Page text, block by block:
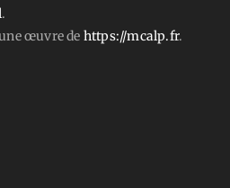
.
œuvre de https://mcalp.fr.